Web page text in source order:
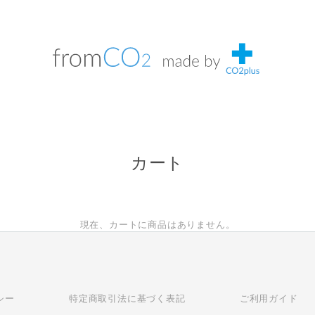
カート
現在、カートに商品はありません。
ー 特定商取引法に基づく表記 ご利用ガイド